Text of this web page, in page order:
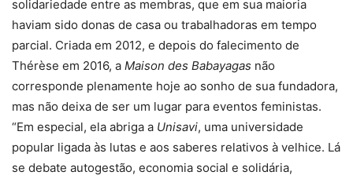
solidariedade entre as membras, que em sua maioria
haviam sido donas de casa ou trabalhadoras em tempo
parcial. Criada em 2012, e depois do falecimento de
Thérèse em 2016, a Maison des Babayagas não
corresponde plenamente hoje ao sonho de sua fundadora,
mas não deixa de ser um lugar para eventos feministas.
“Em especial, ela abriga a Unisavi, uma universidade
popular ligada às lutas e aos saberes relativos à velhice. Lá
se debate autogestão, economia social e solidária,